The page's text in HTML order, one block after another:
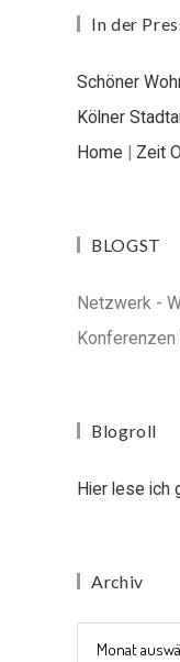
In der
Schöner
Kölner
Home | Zeit
BLOGST
Netzwerk -
Konferenzen
Blogroll
Hier lese ich
Archiv